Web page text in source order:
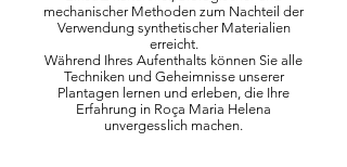
mechanischer Methoden zum Nachteil der
Verwendung synthetischer Materialien
erreicht.
Während Ihres Aufenthalts können Sie alle
Techniken und Geheimnisse unserer
Plantagen lernen und erleben, die Ihre
Erfahrung in Roça Maria Helena
unvergesslich machen.